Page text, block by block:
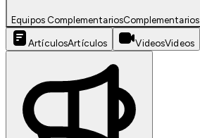
Equipos ComplementariosComplementarios
ArtículosArtículos VideosVideos